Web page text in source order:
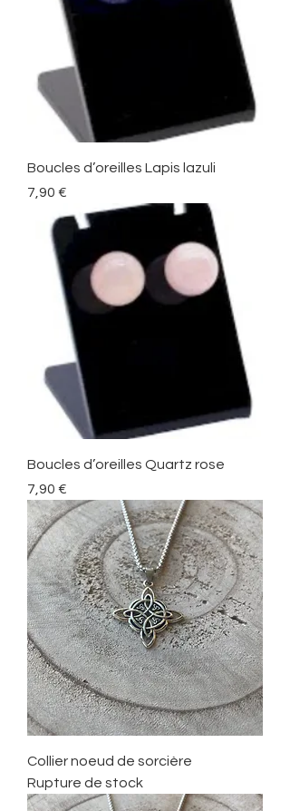
Boucles d’oreilles Lapis lazuli
Prix
7,90 €
Boucles d’oreilles Quartz rose
Prix
7,90 €
Collier noeud de sorcière
Rupture de stock